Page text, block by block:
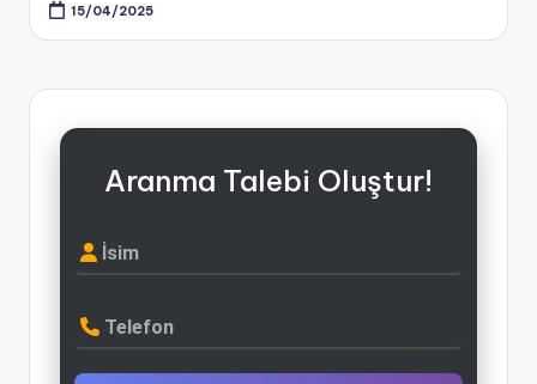
15/04/2025
Aranma Talebi Oluştur!
İsim
Telefon